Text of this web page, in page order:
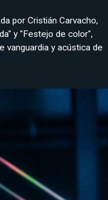
por Cristián Carvacho,
y "Festejo de color",
vanguardia y acústica de